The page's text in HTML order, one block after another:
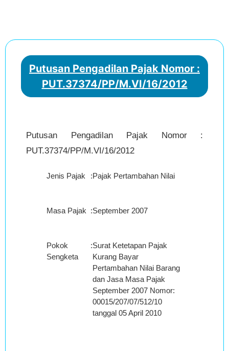
Putusan Pengadilan Pajak Nomor :
PUT.37374/PP/M.VI/16/2012
Putusan Pengadilan Pajak Nomor :
PUT.37374/PP/M.VI/16/2012
Jenis Pajak :Pajak Pertambahan Nilai
Masa Pajak :September 2007
Pokok
Sengketa
:Surat Ketetapan Pajak
Kurang Bayar
Pertambahan Nilai Barang
dan Jasa Masa Pajak
September 2007 Nomor:
00015/207/07/512/10
tanggal 05 April 2010